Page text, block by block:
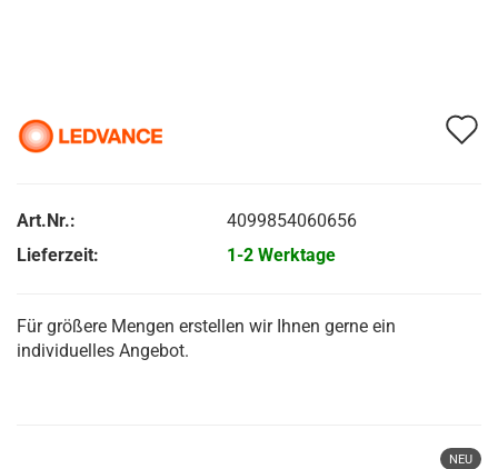
Art.Nr.:
4099854060656
Lieferzeit:
1-2 Werktage
Für größere Mengen erstellen wir Ihnen gerne ein
individuelles Angebot.
NEU